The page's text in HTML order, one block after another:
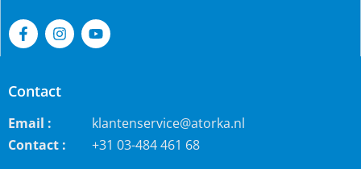
Contact
Email :
klantenservice@atorka.nl
Contact :
+31 03-484 461 68